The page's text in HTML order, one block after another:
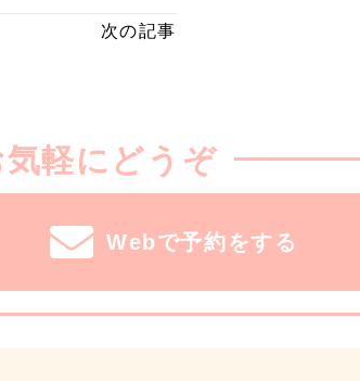
次の記事
軽にどうぞ
Webで予約をする